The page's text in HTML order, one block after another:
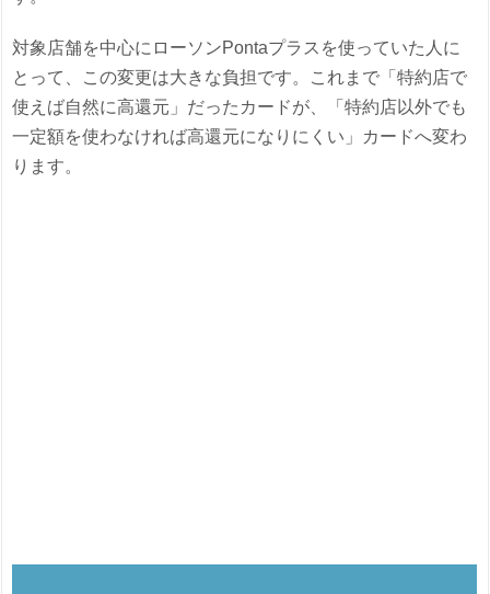
対象店舗を中心にローソンPontaプラスを使っていた人に
とって、この変更は大きな負担です。これまで「特約店で
使えば自然に高還元」だったカードが、「特約店以外でも
一定額を使わなければ高還元になりにくい」カードへ変わ
ります。